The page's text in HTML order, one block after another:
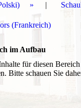
(Frankreich)
im Aufbau
für diesen
Bitte schauen Sie